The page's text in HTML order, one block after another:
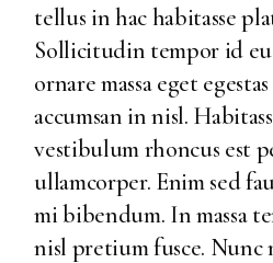
tellus in hac habitasse
Sollicitudin tempor id
ornare massa eget
accumsan in nisl.
vestibulum rhoncus est
ullamcorper. Enim sed
mi bibendum. In massa
nisl pretium fusce. Nunc